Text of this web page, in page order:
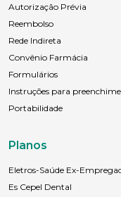
Autorização Prévia
Reembolso
Rede Indireta
Convênio Farmácia
Formulários
Instruções para
Portabilidade
Planos
Eletros-Saúde Ex-
Es Cepel Dental